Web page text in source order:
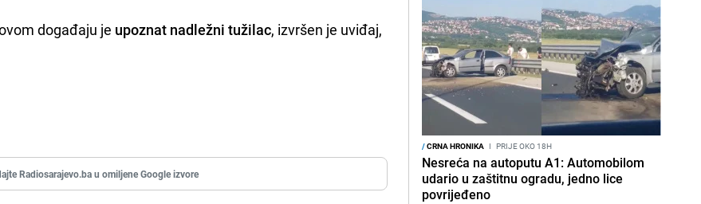
događaju je upoznat nadležni tužilac, izvršen je uviđaj,
Radiosarajevo.ba u omiljene Google izvore
/CRNA HRONIKA I PRIJE OKO 18H
Nesreća na autoputu A1: Automobilom
udario u zaštitnu ogradu, jedno lice
povrijeđeno